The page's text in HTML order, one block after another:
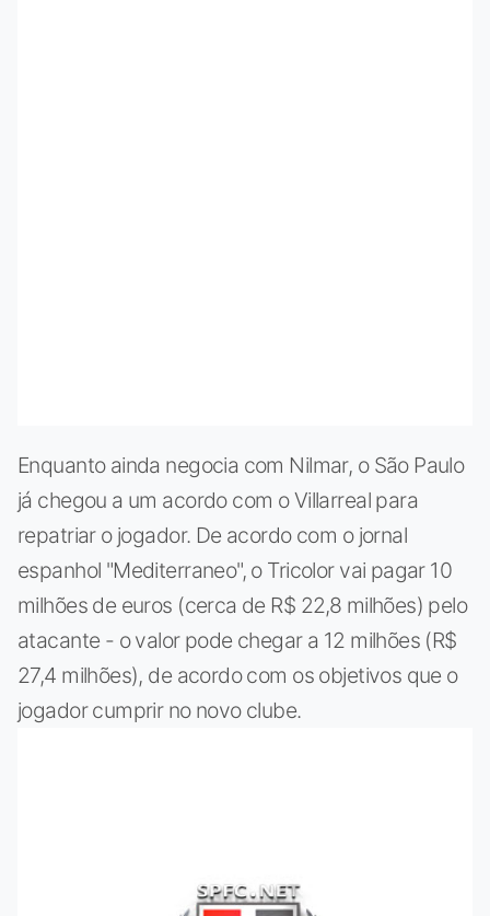
Enquanto ainda negocia com Nilmar, o São Paulo
já chegou a um acordo com o Villarreal para
repatriar o jogador. De acordo com o jornal
espanhol "Mediterraneo", o Tricolor vai pagar 10
milhões de euros (cerca de R$ 22,8 milhões) pelo
atacante - o valor pode chegar a 12 milhões (R$
27,4 milhões), de acordo com os objetivos que o
jogador cumprir no novo clube.